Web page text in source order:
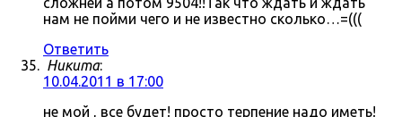
нам не пойми чего и не известно сколько…=(((
Ответить
Никита:
10.04.2011 в 17:00
не мой , все будет! просто терпение надо иметь!